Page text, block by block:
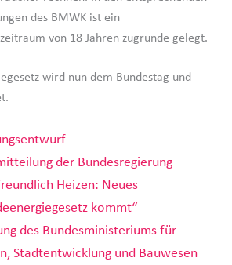
des BMWK ist ein
von 18 Jahren zugrunde gelegt.
wird nun dem Bundestag und
der Bundesregierung
Heizen: Neues
kommt“
des Bundesministeriums für
Stadtentwicklung und Bauwesen